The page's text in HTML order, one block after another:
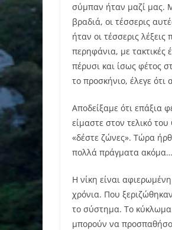
σύμπαν ήταν μαζί μας.
βραδιά, οι τέσσερις
ήταν οι τέσσερις
περηφάνια, με τακτικές
πέρυσι και ίσως φέτος
το προσκήνιο, έλεγε
Αποδείξαμε ότι επάξια
είμαστε στον τελικό
«δέστε ζώνες». Τώρα
πολλά πράγματα ακόμα…
Η νίκη είναι
χρόνια. Που
το σύστημα. Το κύκλωμα
μπορούν να